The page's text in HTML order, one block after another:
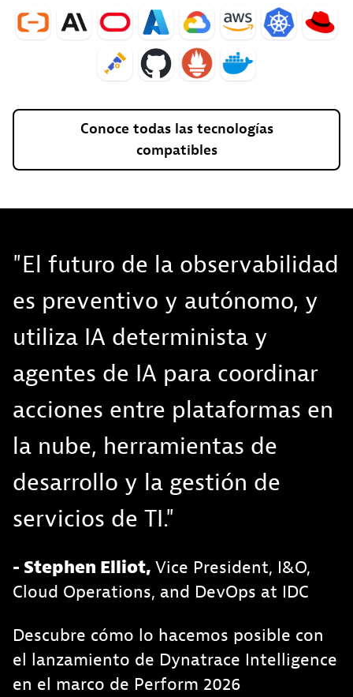
Conoce todas las tecnologías
compatibles
"El futuro de la observabilidad
es preventivo y autónomo, y
utiliza IA determinista y
agentes de IA para coordinar
acciones entre plataformas en
la nube, herramientas de
desarrollo y la gestión de
servicios de TI."
- Stephen Elliot, Vice President, I&O,
Cloud Operations, and DevOps at IDC
Descubre cómo lo hacemos posible con
el lanzamiento de Dynatrace Intelligence
en el marco de Perform 2026